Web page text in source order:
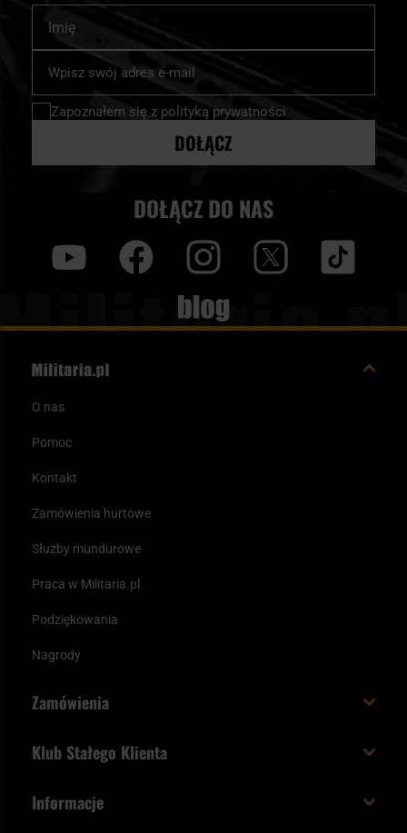
nasz
newsletter:
Zapoznałem się z polityką prywatności
DOŁĄCZ
DOŁĄCZ DO NAS
Blog
O nas
Pomoc
Kontakt
Zamówienia hurtowe
Służby mundurowe
Praca w Militaria.pl
Podziękowania
Nagrody
Zamówienia
Paczka w weekend
Klub Stałego Klienta
Informacje